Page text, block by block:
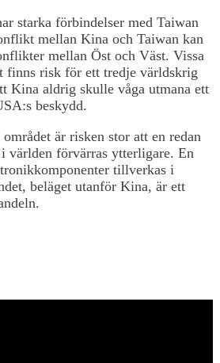
starka förbindelser med Taiwan
mellan Kina och Taiwan kan
mellan Öst och Väst. Vissa
finns risk för ett tredje världskrig
Kina aldrig skulle våga utmana ett
beskydd.
är risken stor att en redan
världen förvärras ytterligare. En
tillverkas i
beläget utanför Kina, är ett